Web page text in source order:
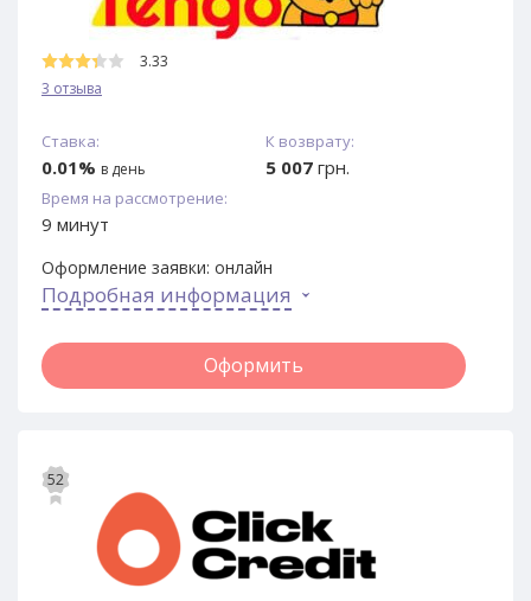
3.33
3 отзыва
Ставка:
0.01% в день
К возврату:
5 007 грн.
Время на рассмотрение:
9 минут
Оформление заявки: онлайн
Подробная информация
Оформить
52